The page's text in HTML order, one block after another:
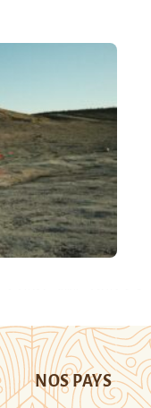
NOS PAYS